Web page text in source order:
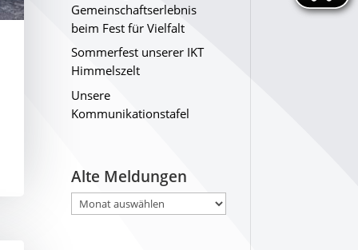
Gemeinschaftserlebnis
beim Fest für Vielfalt
Sommerfest unserer IKT
Himmelszelt
Unsere
Kommunikationstafel
Alte Meldungen
Alte
Meldungen